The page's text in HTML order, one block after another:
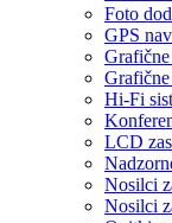
Foto
GPS
Hi-Fi
LCD
Nosilci
Nosilci